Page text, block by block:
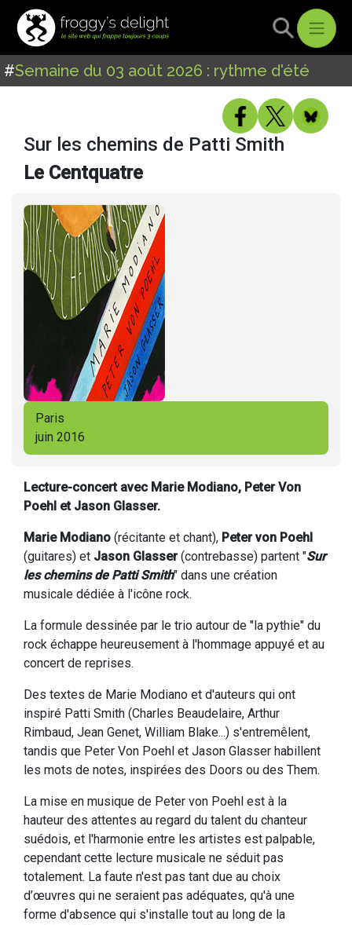
#Semaine du 03 août 2026 : rythme d'été
Sur les chemins de Patti Smith
Le Centquatre
Paris
juin 2016
Lecture-concert avec Marie Modiano, Peter Von
Poehl et Jason Glasser.
Marie Modiano (récitante et chant), Peter von Poehl
(guitares) et Jason Glasser(contrebasse) partent "Sur
les chemins de Patti Smith" dans une création
musicale dédiée à l'icône rock.
La formule dessinée par le trio autour de "la pythie" du
rock échappe heureusement à l'hommage appuyé et au
concert de reprises.
Des textes de Marie Modiano et d'auteurs qui ont
inspiré Patti Smith (Charles Beaudelaire, Arthur
Rimbaud, Jean Genet, William Blake...) s'entremêlent,
tandis que Peter Von Poehl et Jason Glasser habillent
les mots de notes, inspirées des Doors ou des Them.
La mise en musique de Peter von Poehl est à la
hauteur des attentes au regard du talent du chanteur
suédois, et l'harmonie entre les artistes est palpable,
cependant cette lecture musicale ne séduit pas
totalement. La faute n'est pas tant due au choix
d’œuvres qui ne seraient pas adéquates, qu'à une
forme d'absence qui s'installe tout au long de la